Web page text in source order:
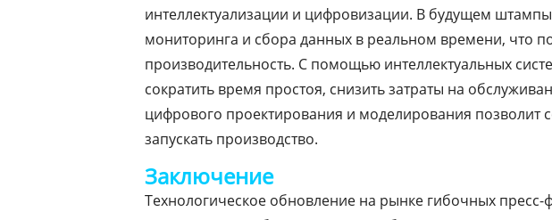
интеллектуализации и цифровизации. В будущем
мониторинга и сбора данных в реальном времени, что
производительность. С помощью интеллектуальных
сократить время простоя, снизить затраты на
цифрового проектирования и моделирования позволит
запускать производство.
Заключение
Технологическое обновление на рынке гибочных